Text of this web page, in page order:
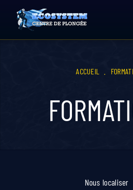
content
ACCUEIL
Nous localiser